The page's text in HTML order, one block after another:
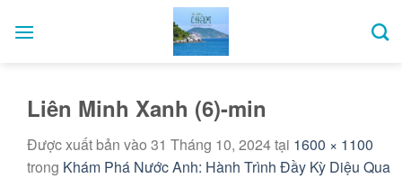
qua
Liên Minh Xanh (6)-min
Được xuất bản vào 31 Tháng 10, 2024tại 1600 × 1100
trong Khám Phá Nước Anh: Hành Trình Đầy Kỳ Diệu Qua